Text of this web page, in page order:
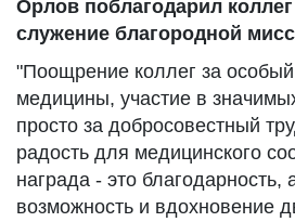
Орлов поблагодарил коллег
служение благородной
"Поощрение коллег за
медицины, участие в
просто за добросовестный
радость для медицинского
награда - это благодарность,
возможность и вдохновение